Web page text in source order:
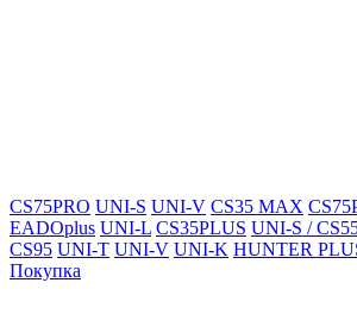
CS75PRO UNI-S UNI-V CS35 MAX
EADOplus UNI-L CS35PLUS UNI-S /
CS95 UNI-T UNI-V UNI-K HUNTER
Покупка